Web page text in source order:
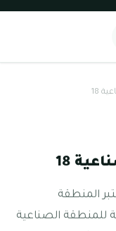
18
18
المنطقة الصناعية 18 تعتبر المنطقة
للمنطقة الصناعية